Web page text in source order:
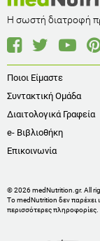
Η σωστή διατροφή
Ποιοι Είμαστε
Συντακτική Ομάδα
Διαιτολογικά Γραφεία
e- Βιβλιοθήκη
Επικοινωνία
© 2026 medNutrition.gr. All
Το medNutrition δεν παρέχει
περισσότερες πληροφορίες